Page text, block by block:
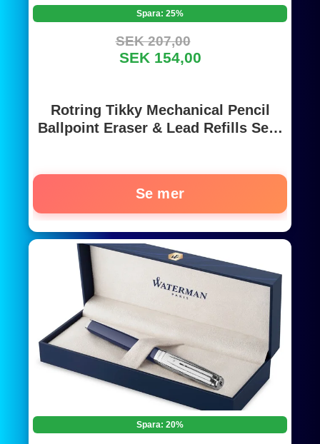
Spara: 25%
SEK 207,00
SEK 154,00
Rotring Tikky Mechanical Pencil
Ballpoint Eraser & Lead Refills Set |
Se mer
Spara: 20%